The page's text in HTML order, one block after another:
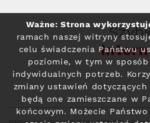
Ważne: Strona
ramach naszej witryny
celu świadczenia Państwu
poziomie, w tym w
indywidualnych potrzeb.
zmiany ustawień
będą one zamieszczane w
końcowym. Możecie